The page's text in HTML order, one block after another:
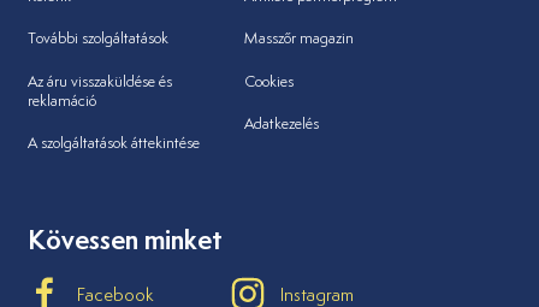
További szolgáltatások
Az áru visszaküldése és
reklamáció
A szolgáltatások áttekintése
Masszőr magazin
Cookies
Adatkezelés
Kövessen minket
Facebook Instagram